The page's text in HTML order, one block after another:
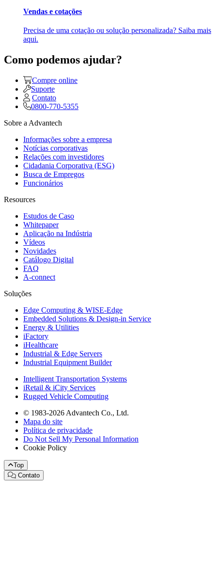
Vendas e cotações
Precisa de uma cotação ou solução personalizada? Saiba mais
aqui.
Como podemos ajudar?
Compre online
Suporte
Contato
0800-770-5355
Sobre a Advantech
Informações sobre a empresa
Notícias corporativas
Relações com investidores
Cidadania Corporativa (ESG)
Busca de Empregos
Funcionários
Resources
Estudos de Caso
Whitepaper
Aplicação na Indústria
Vídeos
Novidades
Catálogo Digital
FAQ
A-connect
Soluções
Edge Computing & WISE-Edge
Embedded Solutions & Design-in Service
Energy & Utilities
iFactory
iHealthcare
Industrial & Edge Servers
Industrial Equipment Builder
Intelligent Transportation Systems
iRetail & iCity Services
Rugged Vehicle Computing
© 1983-2026 Advantech Co., Ltd.
Mapa do site
Política de privacidade
Do Not Sell My Personal Information
Cookie Policy
Top
Contato